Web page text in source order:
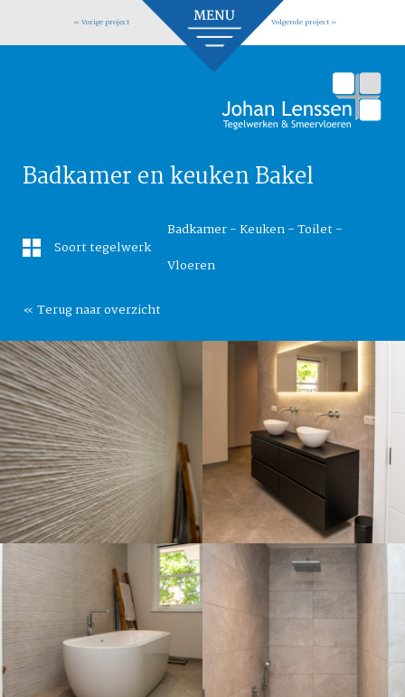
« Vorige project Volgende project »
Badkamer en keuken Bakel
Soort tegelwerk
Badkamer - Keuken - Toilet -
Vloeren
« Terug naar overzicht